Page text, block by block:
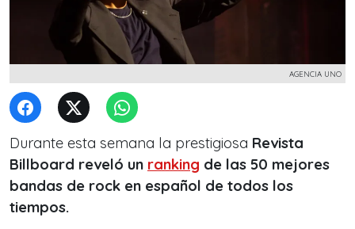
AGENCIA UNO
Durante esta semana la prestigiosa Revista
Billboard reveló un ranking de las 50 mejores
bandas de rock en español de todos los
tiempos.